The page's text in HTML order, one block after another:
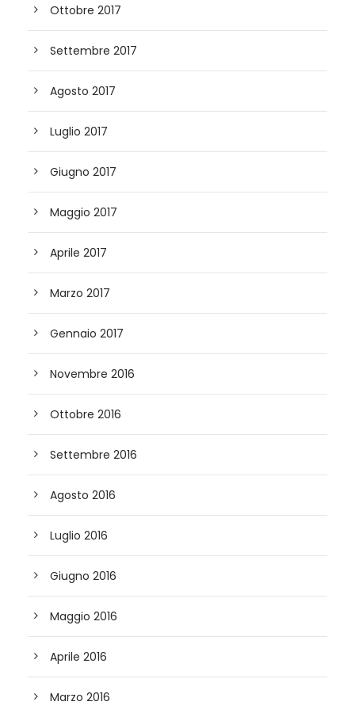
Ottobre 2017
Settembre 2017
Agosto 2017
Luglio 2017
Giugno 2017
Maggio 2017
Aprile 2017
Marzo 2017
Gennaio 2017
Novembre 2016
Ottobre 2016
Settembre 2016
Agosto 2016
Luglio 2016
Giugno 2016
Maggio 2016
Aprile 2016
Marzo 2016